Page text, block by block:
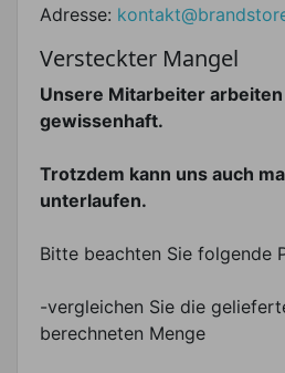
Adresse:
Versteckter Mangel
Unsere Mitarbeiter
gewissenhaft.
Trotzdem kann uns auch
unterlaufen.
Bitte beachten Sie folgende
-vergleichen Sie die
berechneten Menge